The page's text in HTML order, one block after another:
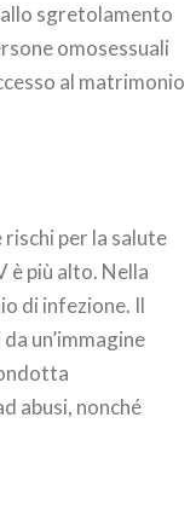
sgretolamento
omosessuali
al matrimonio
per la salute
è più alto. Nella
di infezione. Il
un’immagine
abusi, nonché